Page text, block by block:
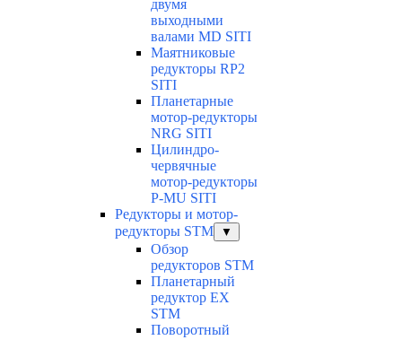
двумя
выходными
валами MD SITI
Маятниковые
редукторы RP2
SITI
Планетарные
мотор-редукторы
NRG SITI
Цилиндро-
червячные
мотор-редукторы
P-MU SITI
Редукторы и мотор-
редукторы STM
▼
Обзор
редукторов STM
Планетарный
редуктор ЕХ
STM
Поворотный